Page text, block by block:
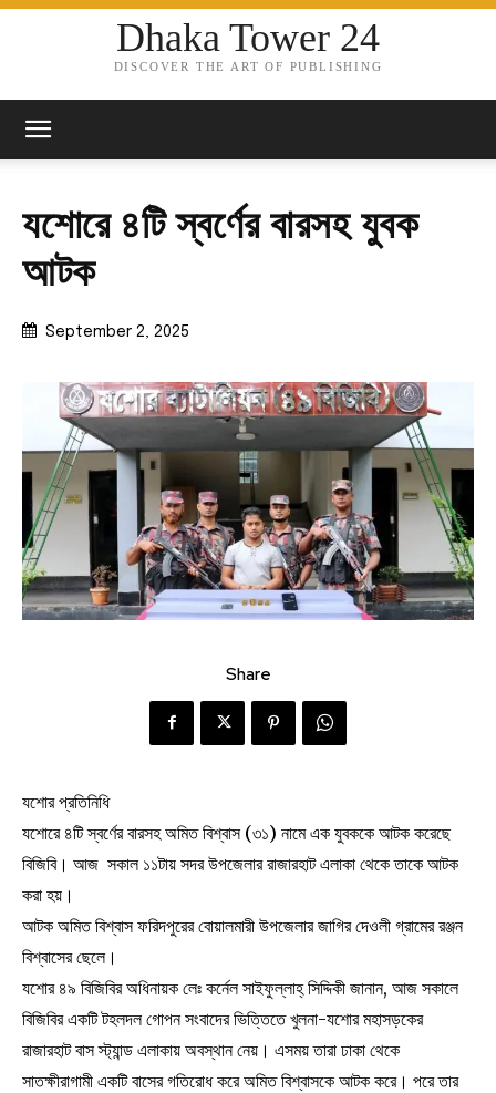
Dhaka Tower 24
DISCOVER THE ART OF PUBLISHING
যশোরে ৪টি স্বর্ণের বারসহ যুবক
আটক
September 2, 2025
Share
যশোর প্রতিনিধি
যশোরে ৪টি স্বর্ণের বারসহ অমিত বিশ্বাস (৩১) নামে এক যুবককে আটক করেছে
বিজিবি। আজ সকাল ১১টায় সদর উপজেলার রাজারহাট এলাকা থেকে তাকে আটক
করা হয়।
আটক অমিত বিশ্বাস ফরিদপুরের বোয়ালমারী উপজেলার জাগির দেওলী গ্রামের রঞ্জন
বিশ্বাসের ছেলে।
যশোর ৪৯ বিজিবির অধিনায়ক লেঃ কর্নেল সাইফুল্লাহ্ সিদ্দিকী জানান, আজ সকালে
বিজিবির একটি টহলদল গোপন সংবাদের ভিত্তিতে খুলনা-যশোর মহাসড়কের
রাজারহাট বাস স্ট্যান্ড এলাকায় অবস্থান নেয়। এসময় তারা ঢাকা থেকে
সাতক্ষীরাগামী একটি বাসের গতিরোধ করে অমিত বিশ্বাসকে আটক করে। পরে তার